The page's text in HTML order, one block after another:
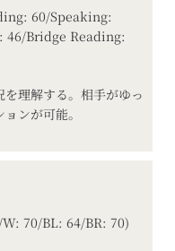
60/Speaking:
Bridge Reading:
理解する。相手がゆっ
ンが可能。
70/BL: 64/BR: 70)